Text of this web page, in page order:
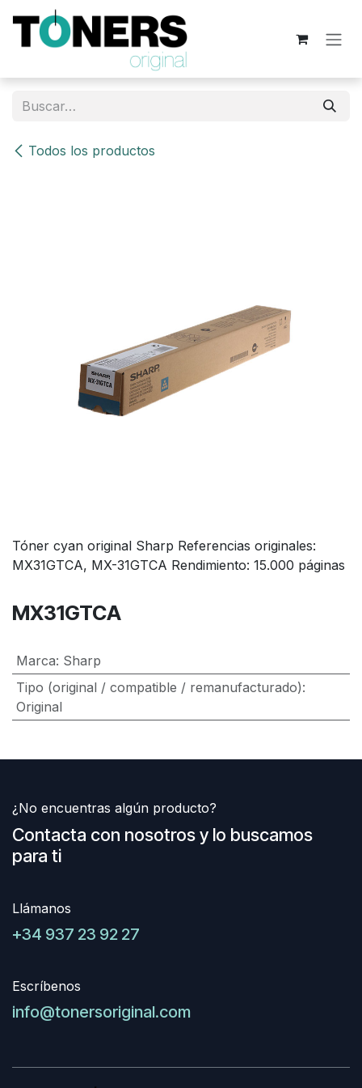
Ir al contenido
Todos los productos
Tóner cyan original Sharp Referencias originales:
MX31GTCA, MX-31GTCA Rendimiento: 15.000 páginas
MX31GTCA
Marca: Sharp
Tipo (original / compatible / remanufacturado):
Original
¿No encuentras algún producto?
Contacta con nosotros y lo buscamos
para ti
Llámanos
+34 937 23 92 27
Escríbenos
info@tonersoriginal.com